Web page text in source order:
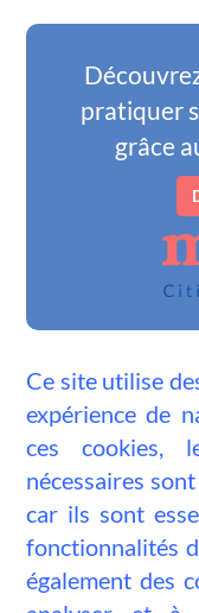
pratiquer
grâce
Ce site utilise
expérience de
ces cookies,
nécessaires
car ils sont
fonctionnalités
également des